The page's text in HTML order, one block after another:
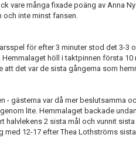
vare många fixade poäng av Anna
och inte minst fansen.
för efter 3 minuter stod det 3-3
höll i taktpinnen första 10
att det var de sista gångerna som
- gästerna var då mer beslutsamma
lite. Hemmalaget backade
halvlekens 2 sista mål och vunnit
med 12-17 efter Thea Lothströms